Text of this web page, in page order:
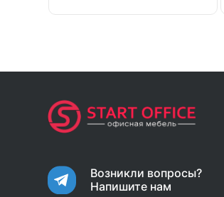
Возникли вопросы?
Напишите нам